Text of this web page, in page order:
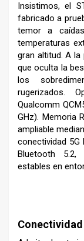
Insistimos, el
fabricado a
temor a
temperaturas
gran altitud. A
que oculta la
los
rugerizados.
Qualcomm
GHz). Memoria
ampliable
conectividad 5G
Bluetooth 5.2,
estables en